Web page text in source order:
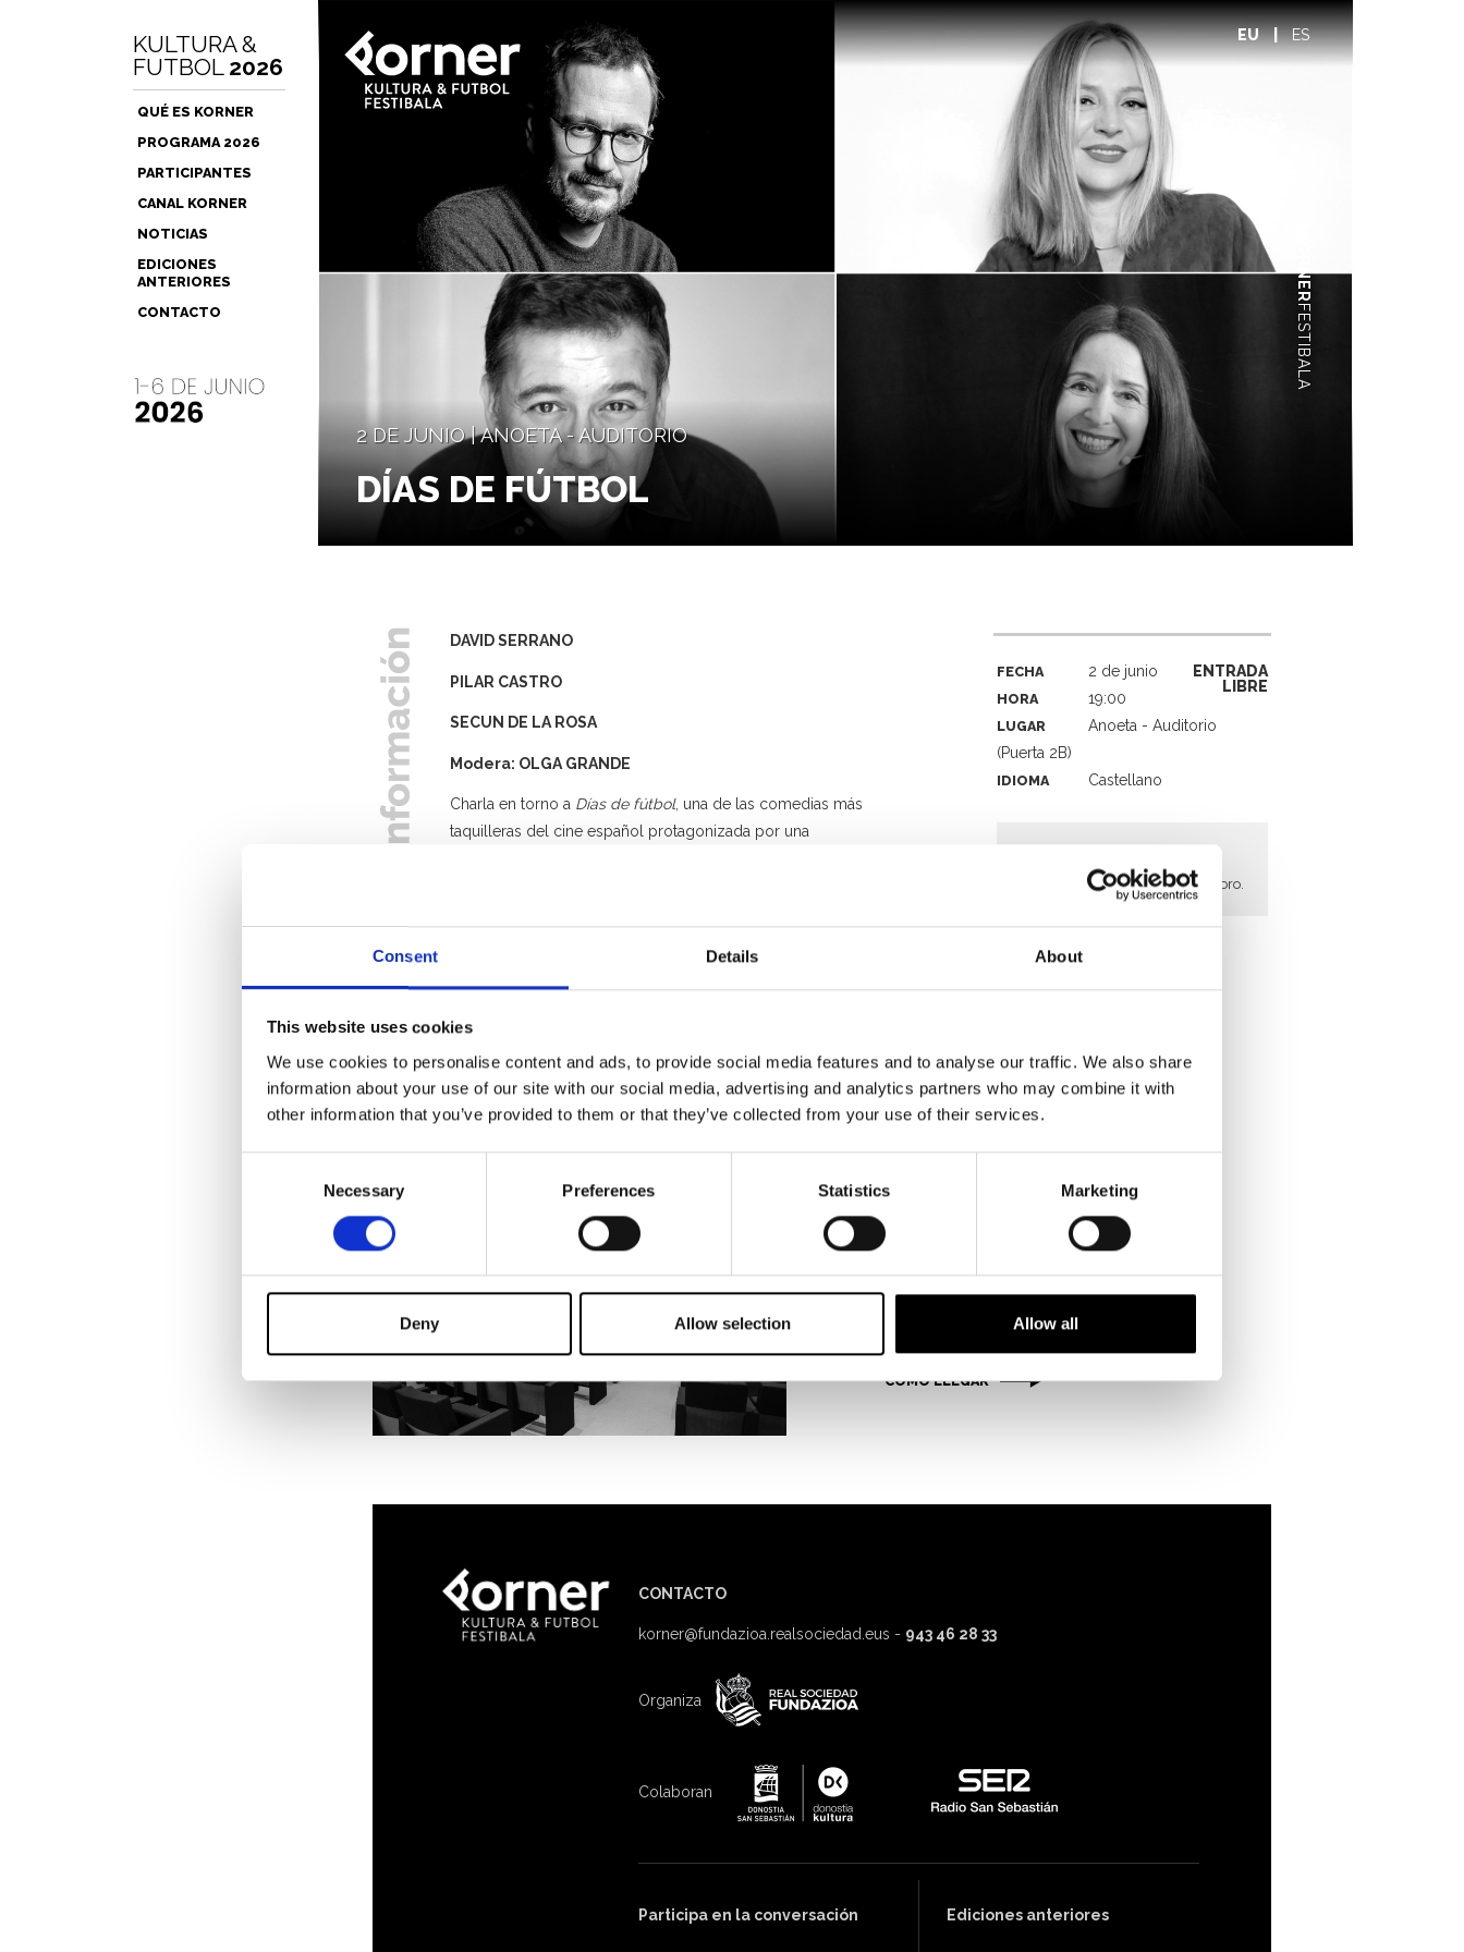
Consent Details About
This website uses cookies
We use cookies to personalise content and ads, to provide social media features and to analyse our traffic. We also share
information about your use of our site with our social media, advertising and analytics partners who may combine it with
other information that you’ve provided to them or that they’ve collected from your use of their services.
Necessary Preferences Statistics Marketing
Deny Allow selection Allow all
KULTURA &
FUTBOL 2026
QUÉ ES KORNER
PROGRAMA 2026
PARTICIPANTES
CANAL KORNER
NOTICIAS
EDICIONES
ANTERIORES
CONTACTO
EU | ES
#KORNER
FESTIBALA
2 DE JUNIO | ANOETA - AUDITORIO
DÍAS DE FÚTBOL
FECHA 2 de junio
HORA 19:00
LUGAR
Anoeta - Auditorio
(Puerta 2B)
IDIOMA Castellano
ENTRADA
LIBRE
Entrada libre hasta completar aforo.
DAVID SERRANO
PILAR CASTRO
SECUN DE LA ROSA
Modera: OLGA GRANDE
Charla en torno a Días de fútbol, una de las comedias más
taquilleras del cine español protagonizada por una
rumbo que por una vez quieren ganar algo, aunque sea un
trofeo de fútbol 7. En palabras de su director y guionista
VOLVER
ANOETA -
(PUERTA 2B)
Anoeta Pasalekua, 1 |
CÓMO LLEGAR
CONTACTO
korner@fundazioa.realsociedad.eus - 943 46 28 33
Organiza
Colaboran
Participa en la conversación Ediciones anteriores